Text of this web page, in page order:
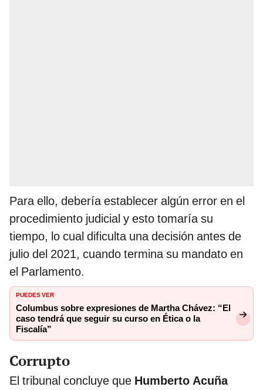
Para ello, debería establecer algún error en el
procedimiento judicial y esto tomaría su
tiempo, lo cual dificulta una decisión antes de
julio del 2021, cuando termina su mandato en
el Parlamento.
PUEDES VER
Columbus sobre expresiones de Martha Chávez: “El
caso tendrá que seguir su curso en Ética o la
Fiscalía”
Corrupto
El tribunal concluye que Humberto Acuña